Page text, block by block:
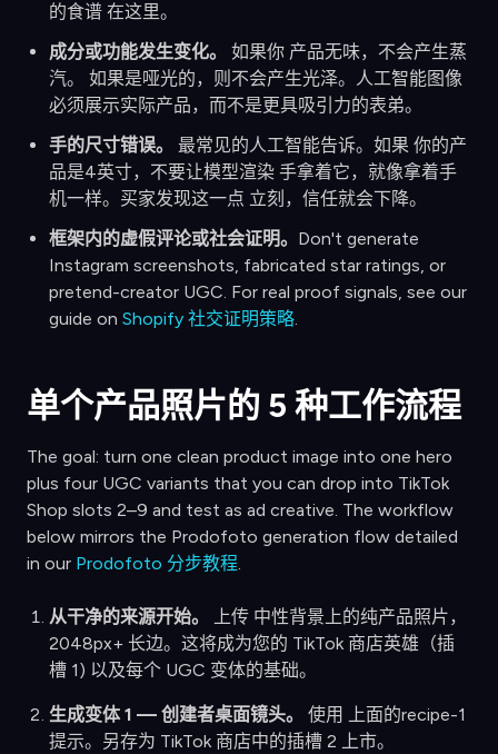
的食谱 在这里。
成分或功能发生变化。
如果你 产品无味，不会产生蒸
汽。 如果是哑光的，则不会产生光泽。人工智能图像
必须展示实际产品，而不是更具吸引力的表弟。
手的尺寸错误。
最常见的人工智能告诉。如果 你的产
品是4英寸，不要让模型渲染 手拿着它，就像拿着手
机一样。买家发现这一点 立刻，信任就会下降。
框架内的虚假评论或社会证明。 Don't generate
Instagram screenshots, fabricated star ratings, or
pretend-creator UGC. For real proof signals, see our
guide on Shopify 社交证明策略.
单个产品照片的 5 种工作流程
The goal: turn one clean product image into one hero
plus four UGC variants that you can drop into TikTok
Shop slots 2–9 and test as ad creative. The workflow
below mirrors the Prodofoto generation flow detailed
in our Prodofoto 分步教程.
从干净的来源开始。
上传 中性背景上的纯产品照片，
2048px+ 长边。这将成为您的 TikTok 商店英雄（插
槽 1) 以及每个 UGC 变体的基础。
生成变体 1 — 创建者桌面镜头。
使用 上面的recipe-1
提示。另存为 TikTok 商店中的插槽 2 上市。